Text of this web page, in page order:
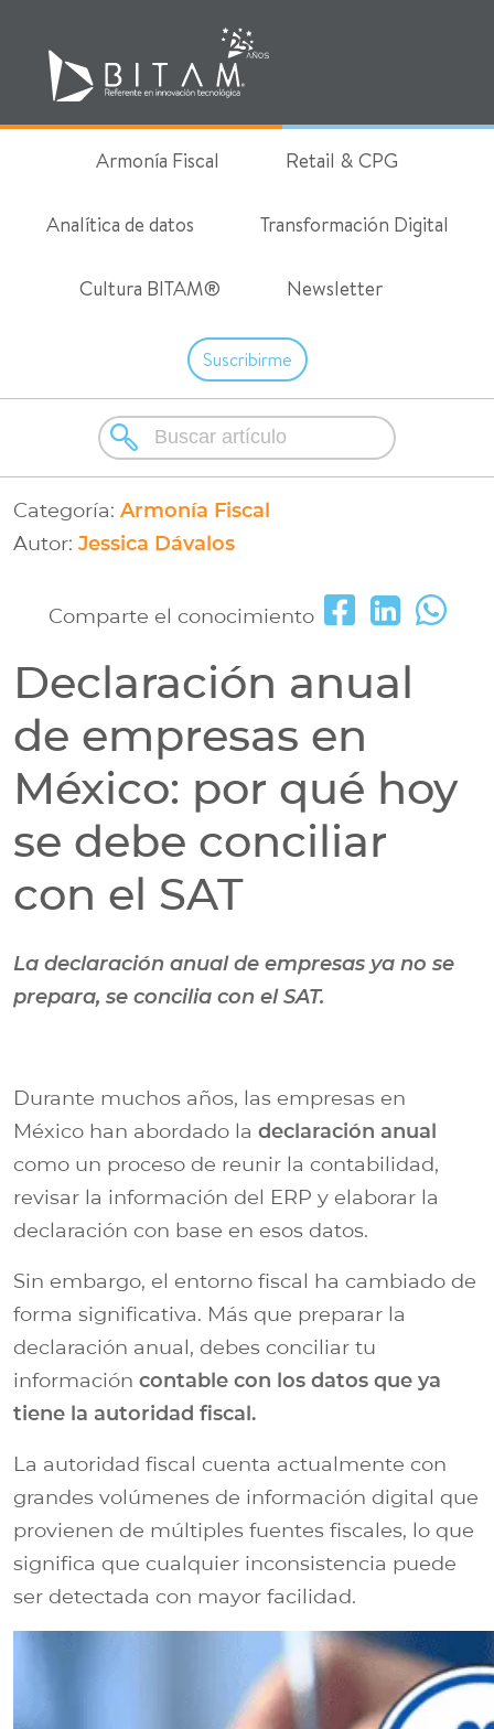
Armonía Fiscal Retail & CPG
Analítica de datos Transformación Digital
Cultura BITAM® Newsletter
Suscribirme
Categoría: Armonía Fiscal
Autor: Jessica Dávalos
Comparte el conocimiento
Declaración anual
de empresas en
México: por qué hoy
se debe conciliar
con el SAT
La declaración anual de empresas ya no se
prepara, se concilia con el SAT.
Durante muchos años, las empresas en
México han abordado la declaración anual
como un proceso de reunir la contabilidad,
revisar la información del ERP y elaborar la
declaración con base en esos datos.
Sin embargo, el entorno fiscal ha cambiado de
forma significativa. Más que preparar la
declaración anual, debes conciliar tu
información contable con los datos que ya
tiene la autoridad fiscal.
La autoridad fiscal cuenta actualmente con
grandes volúmenes de información digital que
provienen de múltiples fuentes fiscales, lo que
significa que cualquier inconsistencia puede
ser detectada con mayor facilidad.